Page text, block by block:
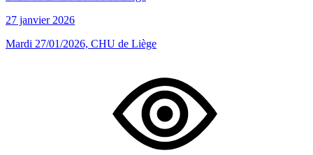
27 janvier 2026
Mardi 27/01/2026, CHU de Liège